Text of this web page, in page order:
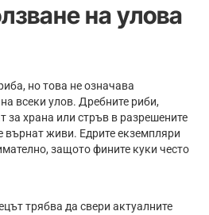
на улова
но това не означава
всеки улов. Дребните риби,
за храна или стръв в разрешените
върнат живи. Едрите екземпляри
защото фините куки често
трябва да свери актуалните